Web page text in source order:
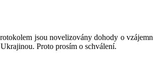
jsou novelizovány dohody o
Proto prosím o schválení.